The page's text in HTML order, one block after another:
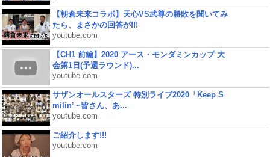
【朝倉未来コラボ】天心VS武尊の勝敗を聞いてみ
たら、まさかの回答が!!!
youtube.com
【CH1 前編】2020 アース・モンダミンカップ 大
会第1日(予選ラウンド)...
youtube.com
サザンオールスターズ 特別ライブ2020「Keep S
milin’ ~皆さん、あ...
youtube.com
ご紹介します!!!
youtube.com